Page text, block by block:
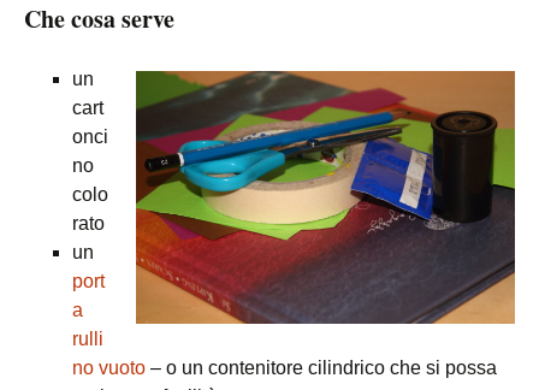
Che cosa serve
un
cart
onci
no
colo
rato
un
port
a
rulli
no vuoto – o un contenitore cilindrico che si possa